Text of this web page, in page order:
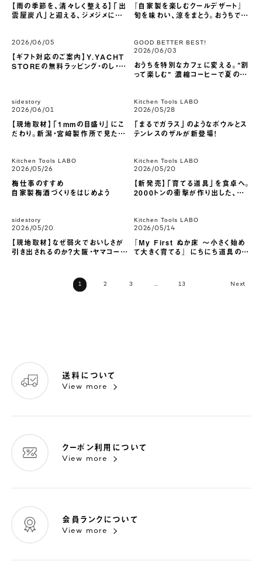
【雨の季節を、清々しく整える】「出
雲屋炭八」と迎える、ジメジメに負
『自家製を楽しむクールデザート』
旬を味わい、涼をまとう。おうちで過
2026/06/05
【ギフト対応のご案内】Y.YACHT
STOREの無料ラッピング・のし・メ
GOOD BETTER BEST!
2026/06/03
おうちを特別なカフェに変える。“割
って楽しむ” 濃縮コーヒーで夏の涼
sidestory
2026/06/01
【現地取材】「1mmの目盛り」にこ
だわり。新潟・宮﨑製作所で見た、
Kitchen Tools LABO
2026/05/28
「まるでガラス」のようなボウルとス
テンレスのザルが新登場！
Kitchen Tools LABO
2026/05/26
梅仕事のすすめ
自家製梅酒づくりをはじめよう
Kitchen Tools LABO
2026/05/20
【新発売】「育てる道具」を食卓へ。
2000トンの衝撃が作り出した、
sidestory
2026/05/20
【現地取材】なぜ弱火でおいしさが
引き出されるのか？大阪・ヤマコーの
Kitchen Tools LABO
2026/05/14
『My First ぬか床 ～小さく始め
て大きく育てる』 にちにち道具のラ
1 2 3 … 13
送料について
View more
クーポン利用について
View more
会員ランクについて
View more